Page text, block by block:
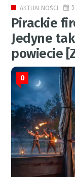
AKTUALNOŚCI
Pirackie
Jedyne
powiecie
0